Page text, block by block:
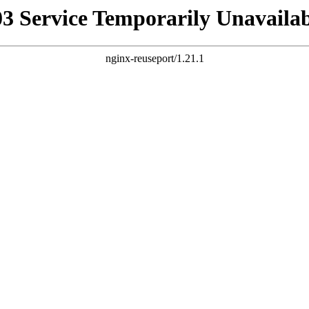
Service Temporarily
nginx-reuseport/1.21.1